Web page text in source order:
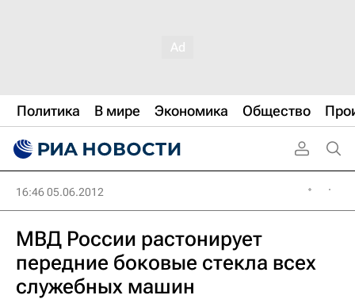
Политика В мире Экономика Общество
16:46 05.06.2012
МВД России растонирует
передние боковые стекла всех
служебных машин